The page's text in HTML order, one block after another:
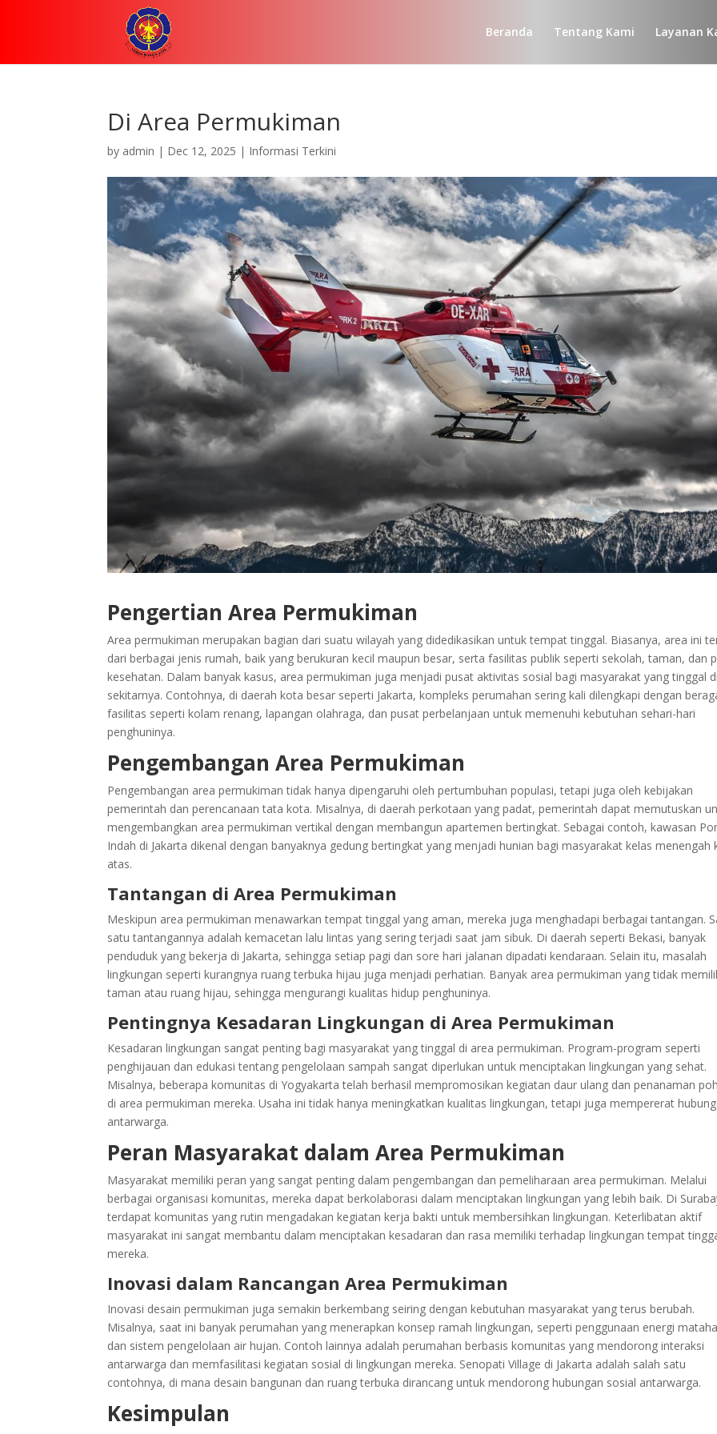
Beranda Tentang Kami Layanan
Di Area Permukiman
by admin | Dec 12, 2025 | Informasi Terkini
Pengertian Area Permukiman
Area permukiman merupakan bagian dari suatu wilayah yang didedikasikan untuk tempat tinggal. Biasanya, area ini
dari berbagai jenis rumah, baik yang berukuran kecil maupun besar, serta fasilitas publik seperti sekolah, taman, dan
kesehatan. Dalam banyak kasus, area permukiman juga menjadi pusat aktivitas sosial bagi masyarakat yang tinggal di
sekitarnya. Contohnya, di daerah kota besar seperti Jakarta, kompleks perumahan sering kali dilengkapi dengan
fasilitas seperti kolam renang, lapangan olahraga, dan pusat perbelanjaan untuk memenuhi kebutuhan sehari-hari
penghuninya.
Pengembangan Area Permukiman
Pengembangan area permukiman tidak hanya dipengaruhi oleh pertumbuhan populasi, tetapi juga oleh kebijakan
pemerintah dan perencanaan tata kota. Misalnya, di daerah perkotaan yang padat, pemerintah dapat memutuskan
mengembangkan area permukiman vertikal dengan membangun apartemen bertingkat. Sebagai contoh, kawasan
Indah di Jakarta dikenal dengan banyaknya gedung bertingkat yang menjadi hunian bagi masyarakat kelas menengah
atas.
Tantangan di Area Permukiman
Meskipun area permukiman menawarkan tempat tinggal yang aman, mereka juga menghadapi berbagai tantangan.
satu tantangannya adalah kemacetan lalu lintas yang sering terjadi saat jam sibuk. Di daerah seperti Bekasi, banyak
penduduk yang bekerja di Jakarta, sehingga setiap pagi dan sore hari jalanan dipadati kendaraan. Selain itu, masalah
lingkungan seperti kurangnya ruang terbuka hijau juga menjadi perhatian. Banyak area permukiman yang tidak
taman atau ruang hijau, sehingga mengurangi kualitas hidup penghuninya.
Pentingnya Kesadaran Lingkungan di Area Permukiman
Kesadaran lingkungan sangat penting bagi masyarakat yang tinggal di area permukiman. Program-program seperti
penghijauan dan edukasi tentang pengelolaan sampah sangat diperlukan untuk menciptakan lingkungan yang sehat.
Misalnya, beberapa komunitas di Yogyakarta telah berhasil mempromosikan kegiatan daur ulang dan penanaman
di area permukiman mereka. Usaha ini tidak hanya meningkatkan kualitas lingkungan, tetapi juga mempererat
antarwarga.
Peran Masyarakat dalam Area Permukiman
Masyarakat memiliki peran yang sangat penting dalam pengembangan dan pemeliharaan area permukiman. Melalui
berbagai organisasi komunitas, mereka dapat berkolaborasi dalam menciptakan lingkungan yang lebih baik. Di
terdapat komunitas yang rutin mengadakan kegiatan kerja bakti untuk membersihkan lingkungan. Keterlibatan aktif
masyarakat ini sangat membantu dalam menciptakan kesadaran dan rasa memiliki terhadap lingkungan tempat
mereka.
Inovasi dalam Rancangan Area Permukiman
Inovasi desain permukiman juga semakin berkembang seiring dengan kebutuhan masyarakat yang terus berubah.
Misalnya, saat ini banyak perumahan yang menerapkan konsep ramah lingkungan, seperti penggunaan energi
dan sistem pengelolaan air hujan. Contoh lainnya adalah perumahan berbasis komunitas yang mendorong interaksi
antarwarga dan memfasilitasi kegiatan sosial di lingkungan mereka. Senopati Village di Jakarta adalah salah satu
contohnya, di mana desain bangunan dan ruang terbuka dirancang untuk mendorong hubungan sosial antarwarga.
Kesimpulan